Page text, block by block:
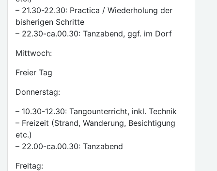
– 21.30-22.30: Practica / Wiederholung der
bisherigen Schritte
– 22.30-ca.00.30: Tanzabend, ggf. im Dorf
Mittwoch:
Freier Tag
Donnerstag:
– 10.30-12.30: Tangounterricht, inkl. Technik
– Freizeit (Strand, Wanderung, Besichtigung
etc.)
– 22.00-ca.00.30: Tanzabend
Freitag: